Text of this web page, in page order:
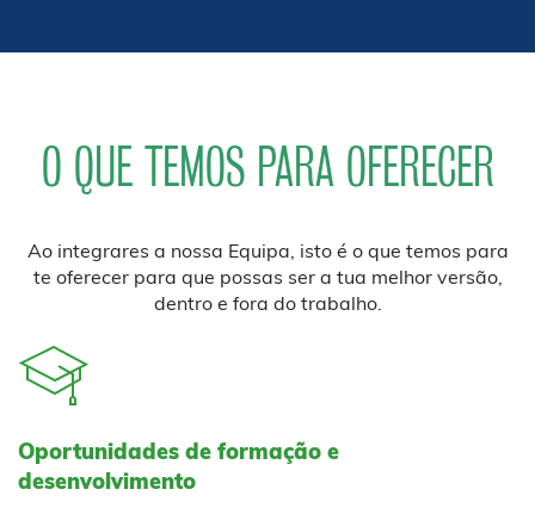
O QUE TEMOS PARA OFERECER
Ao integrares a nossa Equipa, isto é o que temos para
te oferecer para que possas ser a tua melhor versão,
dentro e fora do trabalho.
Oportunidades de formação e
desenvolvimento